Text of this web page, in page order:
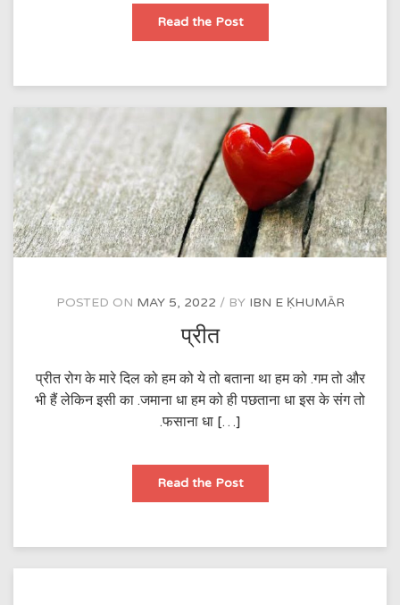
Read the Postपिता
छांव
POSTED ON MAY 5, 2022 BY IBN E ḲHUMĀR
प्रीत
प्रीत रोग के मारे दिल को हम को ये तो बताना था हम को .गम तो और
भी हैं लेकिन इसी का .जमाना धा हम को ही पछताना धा इस के संग तो
.फसाना धा […]
Read the Postप्रीत